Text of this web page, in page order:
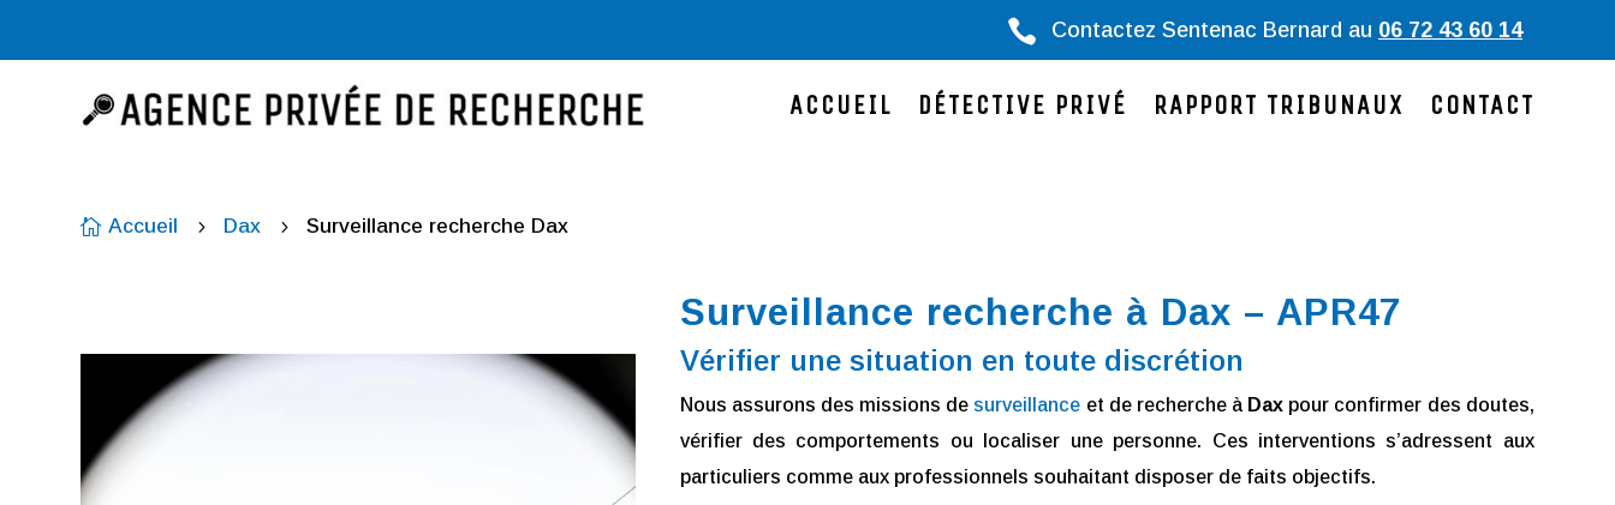
 Contactez Sentenac Bernard au 06 72 43 60 14
ACCUEIL DÉTECTIVE PRIVÉ RAPPORT TRIBUNAUX CONTACT
 Accueil 5 Dax 5 Surveillance recherche Dax
Surveillance recherche à Dax – APR47
Vérifier une situation en toute discrétion
Nous assurons des missions de surveillance et de recherche à Dax pour confirmer des doutes,
vérifier des comportements ou localiser une personne. Ces interventions s’adressent aux
particuliers comme aux professionnels souhaitant disposer de faits objectifs.